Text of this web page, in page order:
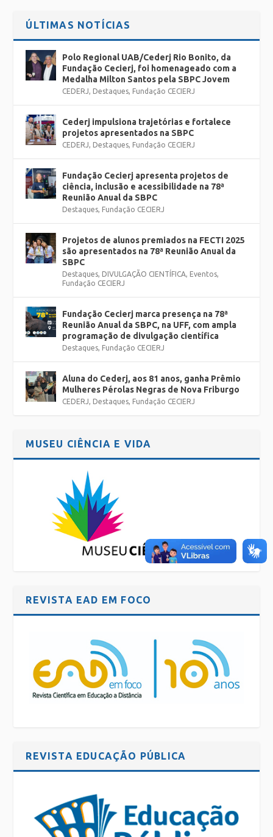
ÚLTIMAS NOTÍCIAS
Polo Regional UAB/Cederj Rio Bonito, da
Fundação Cecierj, foi homenageado com a
Medalha Milton Santos pela SBPC Jovem
CEDERJ, Destaques, Fundação CECIERJ
Cederj impulsiona trajetórias e fortalece
projetos apresentados na SBPC
CEDERJ, Destaques, Fundação CECIERJ
Fundação Cecierj apresenta projetos de
ciência, inclusão e acessibilidade na 78ª
Reunião Anual da SBPC
Destaques, Fundação CECIERJ
Projetos de alunos premiados na FECTI 2025
são apresentados na 78ª Reunião Anual da
SBPC
Destaques, DIVULGAÇÃO CIENTÍFICA, Eventos,
Fundação CECIERJ
Fundação Cecierj marca presença na 78ª
Reunião Anual da SBPC, na UFF, com ampla
programação de divulgação científica
Destaques, Fundação CECIERJ
Aluna do Cederj, aos 81 anos, ganha Prêmio
Mulheres Pérolas Negras de Nova Friburgo
CEDERJ, Destaques, Fundação CECIERJ
MUSEU CIÊNCIA E VIDA
REVISTA EAD EM FOCO
REVISTA EDUCAÇÃO PÚBLICA